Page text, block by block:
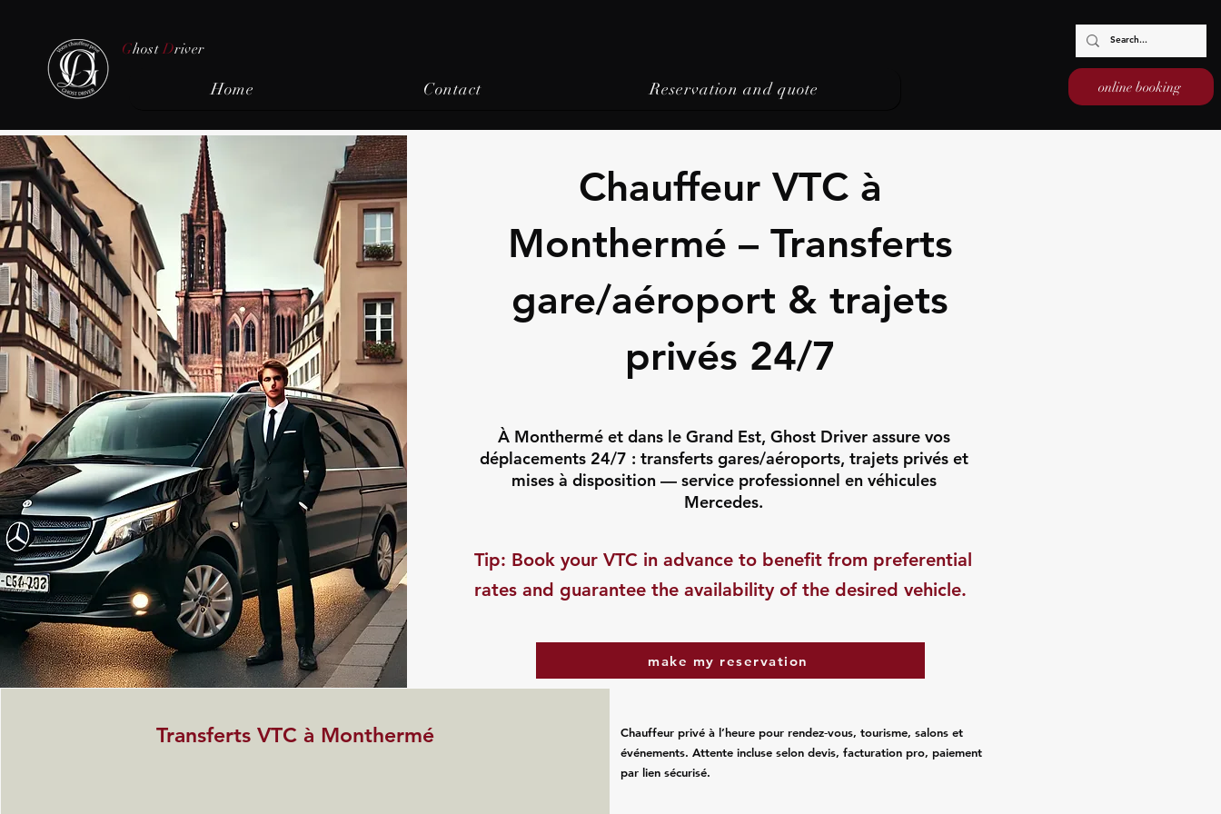
Ghost Driver
Home Contact Reservation and quote online booking
Chauffeur VTC à
Monthermé – Transferts
gare/aéroport & trajets
privés 24/7
À Monthermé et dans le Grand Est, Ghost Driver assure vos
déplacements 24/7 : transferts gares/aéroports, trajets privés et
mises à disposition — service professionnel en véhicules
Mercedes.
​Tip: Book your VTC in advance to benefit from preferential
rates and guarantee the availability of the desired vehicle.
make my reservation
Transferts VTC à Monthermé
Chauffeur privé à l’heure pour rendez‑vous, tourisme, salons et
événements. Attente incluse selon devis, facturation pro, paiement
par lien sécurisé.